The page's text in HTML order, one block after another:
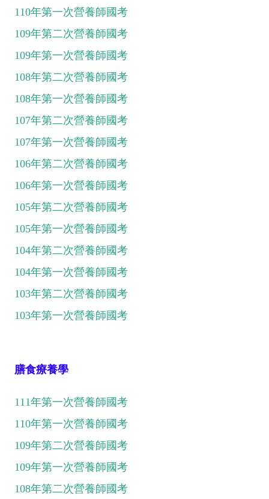
110年第一次營養師國考
109年第二次營養師國考
109年第一次營養師國考
108年第二次營養師國考
108年第一次營養師國考
107年第二次營養師國考
107年第一次營養師國考
106年第二次營養師國考
106年第一次營養師國考
105年第二次營養師國考
105年第一次營養師國考
104年第二次營養師國考
104年第一次營養師國考
103年第二次營養師國考
103年第一次營養師國考
膳食療養學
111年第一次營養師國考
110年第一次營養師國考
109年第二次營養師國考
109年第一次營養師國考
108年第二次營養師國考